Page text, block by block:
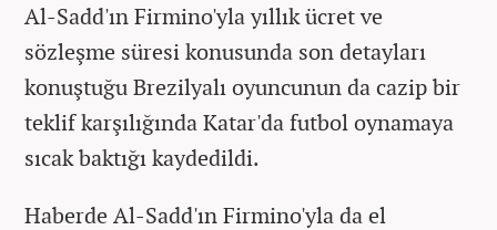
Al-Sadd'ın Firmino'yla yıllık ücret ve
sözleşme süresi konusunda son detayları
konuştuğu Brezilyalı oyuncunun da cazip bir
teklif karşılığında Katar'da futbol oynamaya
sıcak baktığı kaydedildi.
Haberde Al-Sadd'ın Firmino'yla da el